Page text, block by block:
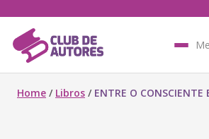
Home / Libros / ENTRE O CONSCIENTE